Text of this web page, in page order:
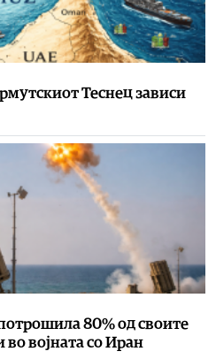
Теснец зависи
80% од своите
војната со Иран